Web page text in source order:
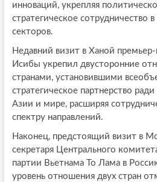
инноваций, укрепляя
стратегическое сотрудничество
секторов.
Недавний визит в Ханой
Исибы укрепил двусторонние
странами, установившими
стратегическое партнерство
Азии и мире, расширяя
спектру направлений.
Наконец, предстоящий визит в
секретаря Центрального
партии Вьетнама То Лама в
уровень отношения двух стран